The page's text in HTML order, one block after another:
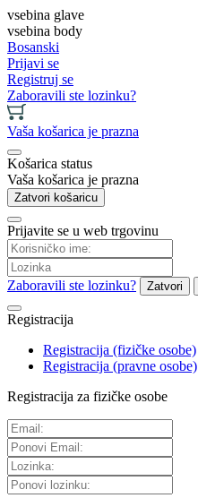
vsebina glave
vsebina body
Bosanski
Prijavi se
Registruj se
Zaboravili ste lozinku?
Vaša košarica je prazna
Košarica status
Vaša košarica je prazna
Zatvori košaricu
Prijavite se u web trgovinu
Zaboravili ste lozinku? Zatvori
Registracija
Registracija (fizičke osobe)
Registracija (pravne osobe)
Registracija za fizičke osobe